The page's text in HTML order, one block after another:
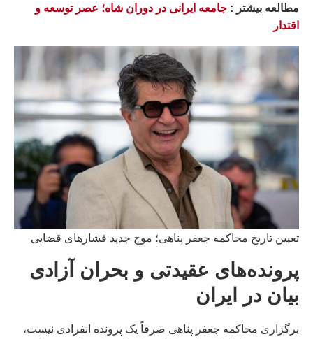
مطالعه بيشتر : جامعه ایرانی در دوران شاه؛ عصر توسعه و
اقتدار
تعیین تاریخ محاکمه جعفر پناهی؛ موج جدید فشارهای قضایی
پرونده‌های عقیدتی و بحران آزادی
بیان در ایران
برگزاری محاکمه جعفر پناهی صرفاً یک پرونده انفرادی نیست،